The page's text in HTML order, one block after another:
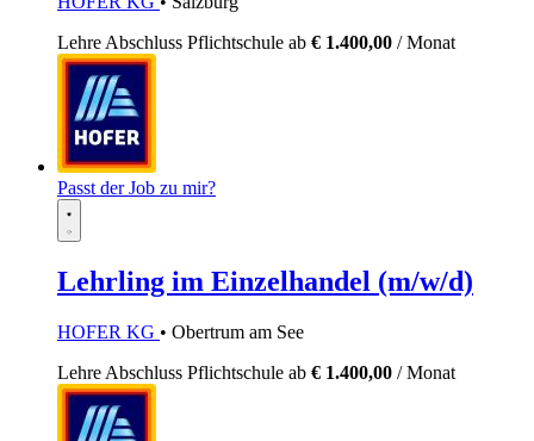
Lehre Abschluss Pflichtschule ab € 1.400,00 / Monat
Passt der Job zu mir?
Lehrling im Einzelhandel (m/w/d)
HOFER KG • Obertrum am See
Lehre Abschluss Pflichtschule ab € 1.400,00 / Monat